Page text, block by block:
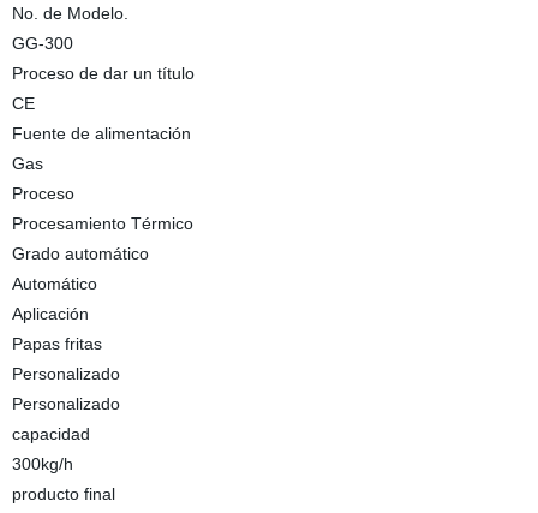
No. de Modelo.
GG-300
Proceso de dar un título
CE
Fuente de alimentación
Gas
Proceso
Procesamiento Térmico
Grado automático
Automático
Aplicación
Papas fritas
Personalizado
Personalizado
capacidad
300kg/h
producto final